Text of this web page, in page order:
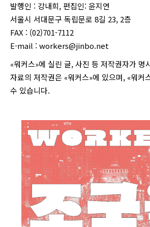
발행인 : 강내희, 편집인: 윤지연
서울시 서대문구 독립문로 8길 23, 2층
FAX : (02)701-7112
E-mail : workers@jinbo.net
«워커스»에 실린 글, 사진 등 저작권자가 명
자료의 저작권은 «워커스»에 있으며, «워커
수 있습니다.